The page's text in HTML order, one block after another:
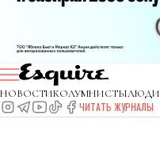
НОВОСТИКОЛУМНИСТЫЛЮДИ
ЧИТАТЬ ЖУРНАЛЫ